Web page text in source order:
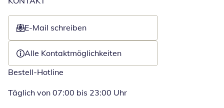
E-Mail schreiben
Öffnet E-Mail-Client
Alle Kontaktmöglichkeiten
Bestell-Hotline
Täglich von 07:00 bis 23:00 Uhr